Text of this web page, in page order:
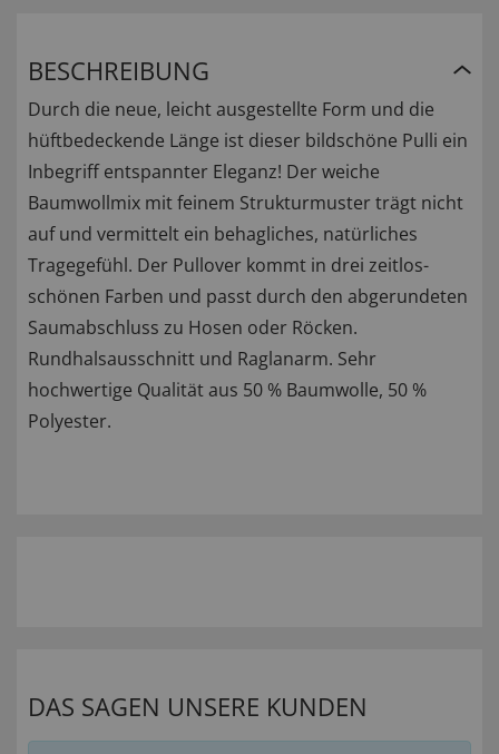
BESCHREIBUNG
Durch die neue, leicht ausgestellte Form und die
hüftbedeckende Länge ist dieser bildschöne Pulli ein
Inbegriff entspannter Eleganz! Der weiche
Baumwollmix mit feinem Strukturmuster trägt nicht
auf und vermittelt ein behagliches, natürliches
Tragegefühl. Der Pullover kommt in drei zeitlos-
schönen Farben und passt durch den abgerundeten
Saumabschluss zu Hosen oder Röcken.
Rundhalsausschnitt und Raglanarm. Sehr
hochwertige Qualität aus 50 % Baumwolle, 50 %
Polyester.
DAS SAGEN UNSERE KUNDEN